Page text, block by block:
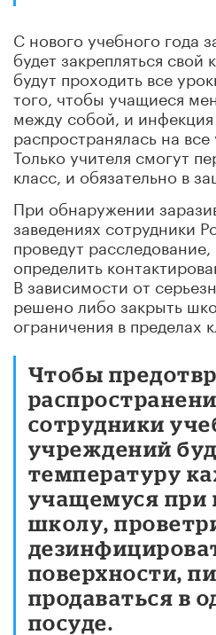
С нового учебного года
будет закрепляться свой
будут проходить все
того, чтобы учащиеся
между собой, и
распространялась на
Только учителя смогут
класс, и обязательно в
При обнаружении
заведениях сотрудники
проведут
определить
В зависимости от
решено либо закрыть
ограничения в пределах
Чтобы
сотрудники
учреждений
температуру
учащемуся при
школу,
поверхности,
продаваться в
посуде.